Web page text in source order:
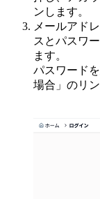
ンします。
メールアド
スとパスワ
ます。
パスワード
場合」のリ